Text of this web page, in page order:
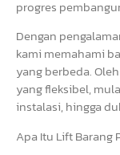
progres
Dengan
kami memahami
yang berbeda.
yang fleksibel,
instalasi, hingga
Apa Itu Lift Barang